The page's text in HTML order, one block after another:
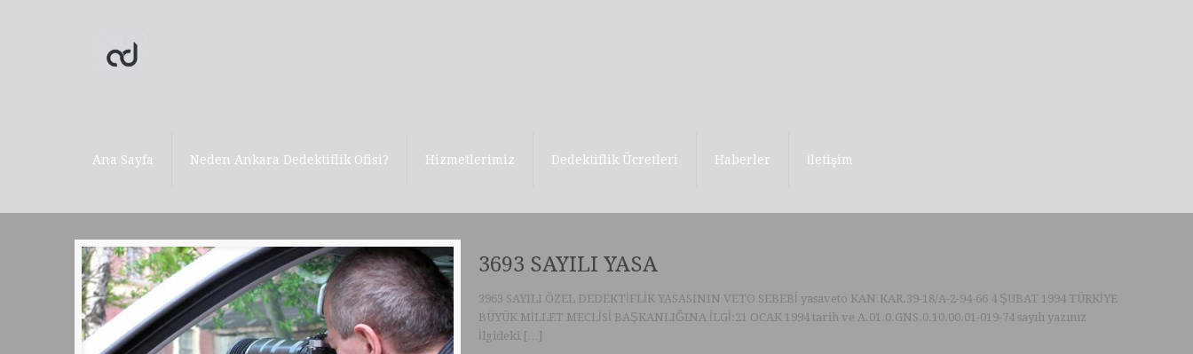
Ana Sayfa Neden Ankara Dedektiflik Ofisi? Hizmetlerimiz Dedektiflik Ücretleri Haberler İletişim
3693 SAYILI YASA
3963 SAYILI ÖZEL DEDEKTİFLİK YASASININ VETO SEBEBİ yasaveto KAN.KAR.39-18/A-2-94-66 4 ŞUBAT 1994 TÜRKİYE
BÜYÜK MİLLET MECLİSİ BAŞKANLIĞINA İLGİ:21 OCAK 1994 tarih ve A.01.0.GNS.0.10.00.01-019-74 sayılı yazınız
İlgideki […]